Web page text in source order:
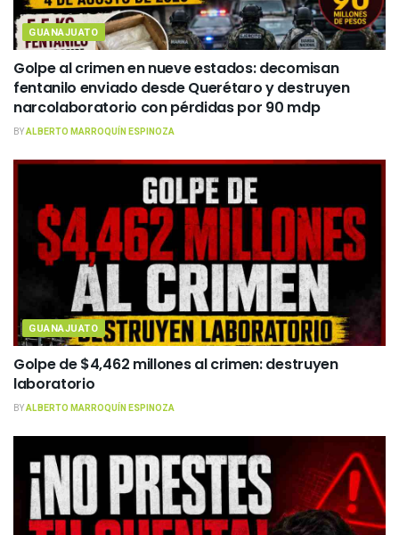
GUANAJUATO
Golpe al crimen en nueve estados: decomisan
fentanilo enviado desde Querétaro y destruyen
narcolaboratorio con pérdidas por 90 mdp
BYALBERTO MARROQUÍN ESPINOZA
GUANAJUATO
Golpe de $4,462 millones al crimen: destruyen
laboratorio
BYALBERTO MARROQUÍN ESPINOZA